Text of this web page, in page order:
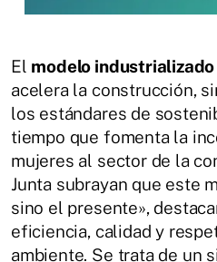
El modelo
acelera la construcción,
los estándares de
tiempo que fomenta la
mujeres al sector de la
Junta subrayan que este
sino el presente»,
eficiencia, calidad y
ambiente. Se trata de un